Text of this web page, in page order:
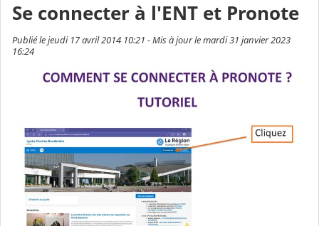
Se connecter à l'ENT et Pronote
Publié le jeudi 17 avril 2014 10:21 - Mis à jour le mardi 31 janvier 2023
16:24